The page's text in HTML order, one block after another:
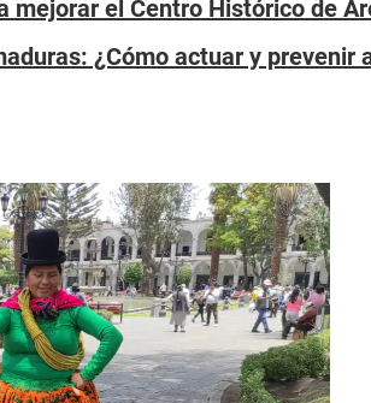
mejorar el Centro Histórico de
¿Cómo actuar y prevenir